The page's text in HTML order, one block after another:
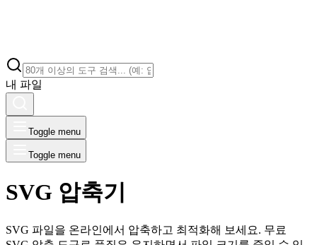
내 파일
Toggle menu
Toggle menu
SVG 압축기
SVG 파일을 온라인에서 압축하고 최적화해 보세요. 무료